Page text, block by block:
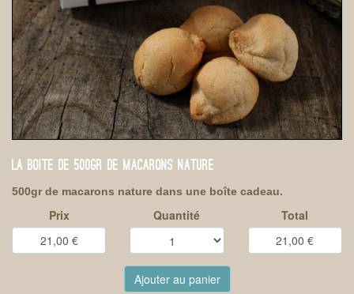
LA BOITE DE 500GR DE MACARONS NATURE
500gr de macarons nature dans une boîte cadeau.
Prix Quantité Total
Ajouter au panier